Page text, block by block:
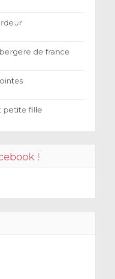
de france
petite fille
!